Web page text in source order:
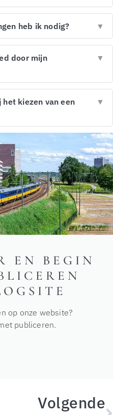
heb ik nodig? ▼
door mijn
▼
kiezen van een
▼
EN BEGIN
op onze website?
publiceren.
Volgende